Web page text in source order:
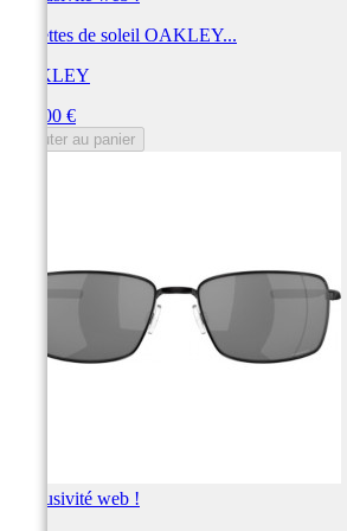
Lunettes de soleil OAKLEY...
OAKLEY
204,00 €
Ajouter au panier
Exclusivité web !